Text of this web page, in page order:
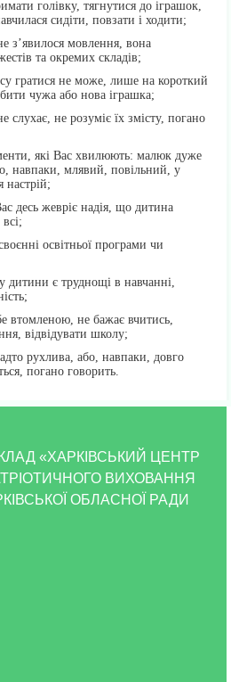
голівку, тягнутися до іграшок,
сидіти, повзати і ходити;
з’явилося мовлення, вона
та окремих складів;
гратися не може, лише на короткий
чужа або нова іграшка;
слухає, не розуміє їх змісту, погано
які Вас хвилюють: малюк дуже
навпаки, млявий, повільний, у
настрій;
десь жевріє надія, що дитина
освітньої програми чи
дитини є труднощі в навчанні,
втомленою, не бажає вчитись,
відвідувати школу;
рухлива, або, навпаки, довго
погано говорить.
«ХАРКІВСЬКИЙ ЦЕНТР
ВИХОВАННЯ
ОБЛАСНОЇ РАДИ